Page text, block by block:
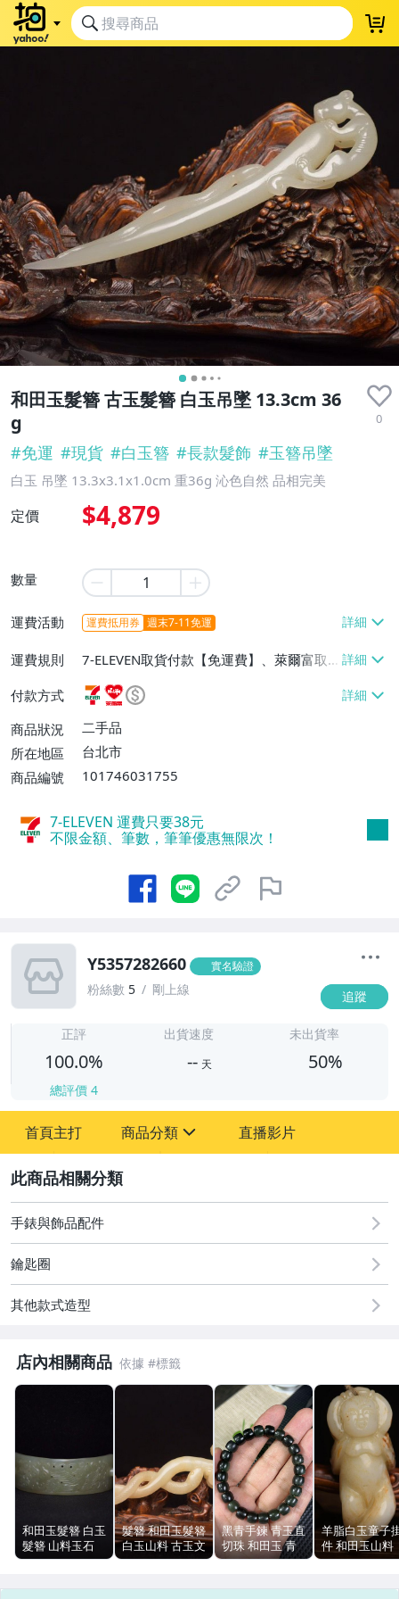
和田玉髮簪 古玉髮簪 白玉吊墜 13.3cm 36
g
0
#免運 #現貨 #白玉簪 #長款髮飾 #玉簪吊墜
白玉 吊墜 13.3x3.1x1.0cm 重36g 沁色自然 品相完美
定價 $4,879
數量
運費活動 運費抵用券 週末7-11免運
運費規則
7-ELEVEN取貨付款【免運費】、萊爾富取
貨付款【免運費】、宅配/貨運【免運費】
付款方式
商品狀況
二手品
所在地區
台北市
商品編號
101746031755
7-ELEVEN 運費只要38元
不限金額、筆數，筆筆優惠無限次！
Y5357282660 實名驗證
粉絲數 5 剛上線 追蹤
正評
100.0%
總評價 4
出貨速度
-- 天
未出貨率
50%
首頁主打 商品分類
圖書/影音/文具
古董、藝術與礦石
偶像、球員卡與郵幣
直播影片
手錶與飾品配件
鑰匙圈
其他款式造型
店內相關商品
和田玉髮簪 白玉
髮簪 山料玉石
14cm 44g
髮簪 和田玉髮簪
白玉山料 古玉文
玩 13cm 39g 細
黑青手鍊 青玉直
切珠 和田玉 青
海格爾木
光
羊脂白玉童子
件 和田玉山料
古玉玉器